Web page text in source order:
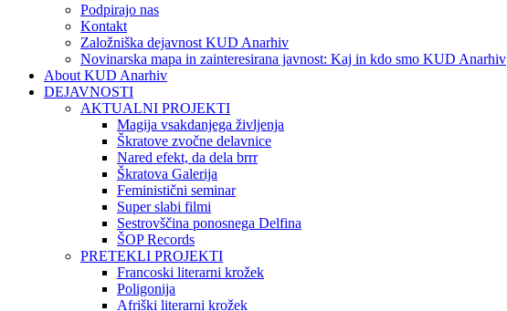
Podpirajo nas
Kontakt
Založniška dejavnost KUD Anarhiv
Novinarska mapa in zainteresirana javnost: Kaj in kdo smo KUD Anarhiv
About KUD Anarhiv
DEJAVNOSTI
AKTUALNI PROJEKTI
Magija vsakdanjega življenja
Škratove zvočne delavnice
Nared efekt, da dela brrr
Škratova Galerija
Feministični seminar
Super slabi filmi
Sestrovščina ponosnega Delfina
ŠOP Records
PRETEKLI PROJEKTI
Francoski literarni krožek
Poligonija
Afriški literarni krožek